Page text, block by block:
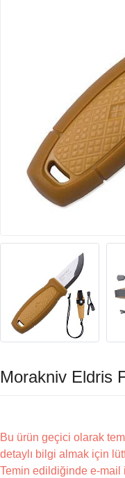
Morakniv Eldris
Bu ürün geçici olarak
detaylı bilgi almak için
Temin edildiğinde e-mail